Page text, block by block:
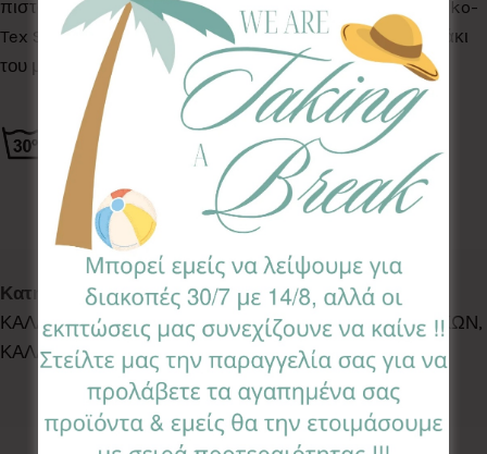
πιστοποιημένα για βλαβερές ουσίες σύμφωνα με το Oeko-
Tex Standard 100, κατάλληλα για το ευαίσθητο δερματάκι
του μωρού σας.
Κωδικός προϊόντος:SMB-AR
Κατηγορίες: ACCESSORIES, BATH TIME , DECO
ΚΑΛΑΘΑΚΙΑ ΚΑΛΛΥΝΤΙΚΩΝ , ΚΑΛΑΘΑΚΙΑ ΚΑΛΛΥΝΤΙΚΩΝ,
ΚΑΛΑΘΑΚΙΑ ΚΑΛΛΥΝΤΙΚΩΝ
Ετικέτα: Aralia
Follow: